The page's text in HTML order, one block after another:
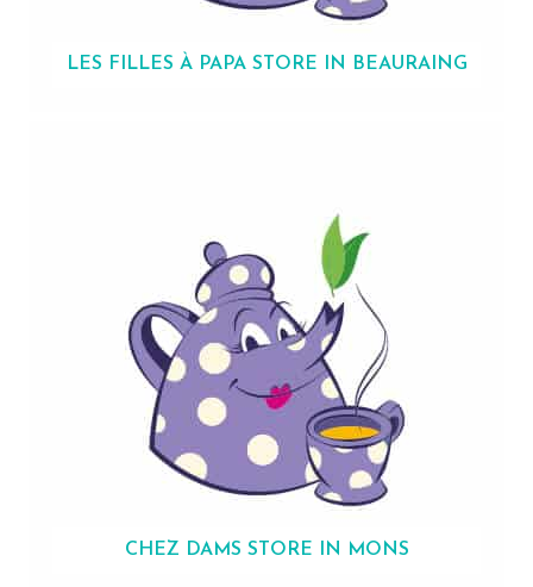
LES FILLES À PAPA STORE IN BEAURAING
CHEZ DAMS STORE IN MONS